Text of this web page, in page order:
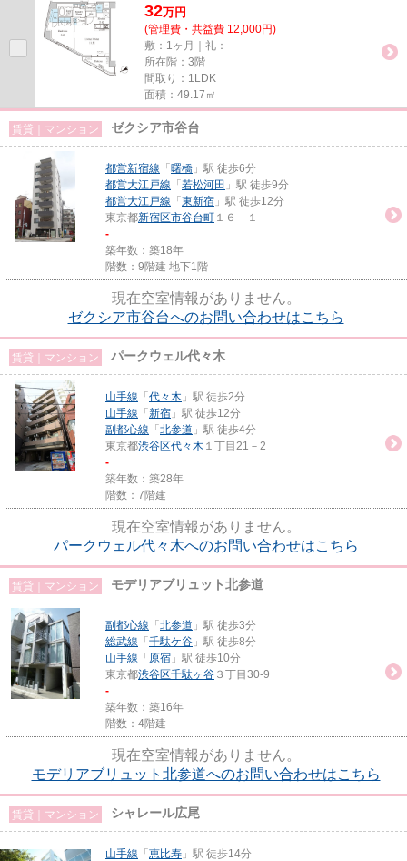
32万円
(管理費・共益費 12,000円)
敷：1ヶ月｜礼：-
所在階：3階
間取り：1LDK
面積：49.17㎡
賃貸｜マンション ゼクシア市谷台
都営新宿線 「 曙橋 」駅 徒歩6分
都営大江戸線 「 若松河田 」駅 徒歩9分
都営大江戸線 「 東新宿 」駅 徒歩12分
東京都新宿区市谷台町 １６－１
-
築年数：築18年
階数：9階建 地下1階
現在空室情報がありません。
ゼクシア市谷台へのお問い合わせはこちら
賃貸｜マンション パークウェル代々木
山手線 「 代々木 」駅 徒歩2分
山手線 「 新宿 」駅 徒歩12分
副都心線 「 北参道 」駅 徒歩4分
東京都渋谷区代々木 １丁目21－2
-
築年数：築28年
階数：7階建
現在空室情報がありません。
パークウェル代々木へのお問い合わせはこちら
賃貸｜マンション モデリアブリュット北参道
副都心線 「 北参道 」駅 徒歩3分
総武線 「 千駄ケ谷 」駅 徒歩8分
山手線 「 原宿 」駅 徒歩10分
東京都渋谷区千駄ヶ谷 ３丁目30-9
-
築年数：築16年
階数：4階建
現在空室情報がありません。
モデリアブリュット北参道へのお問い合わせはこちら
賃貸｜マンション シャレール広尾
山手線 「 恵比寿 」駅 徒歩14分